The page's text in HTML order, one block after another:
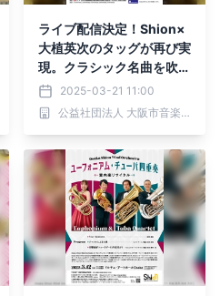
ライブ配信決定！Shion×
大植英次のタッグが再び実
現。クラシック名曲を吹奏
楽でお届けする、Osaka S
hion Wind Orchestra
「第159回定期演奏会」を
い！
2025-03-21 11:00
公益社団法人 大阪市音楽団